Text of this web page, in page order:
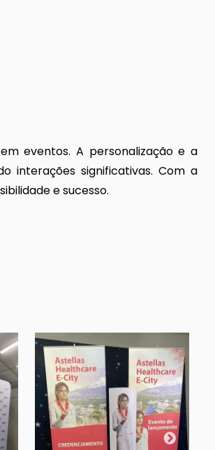
eventos. A personalização e a
interações significativas. Com a
e sucesso.